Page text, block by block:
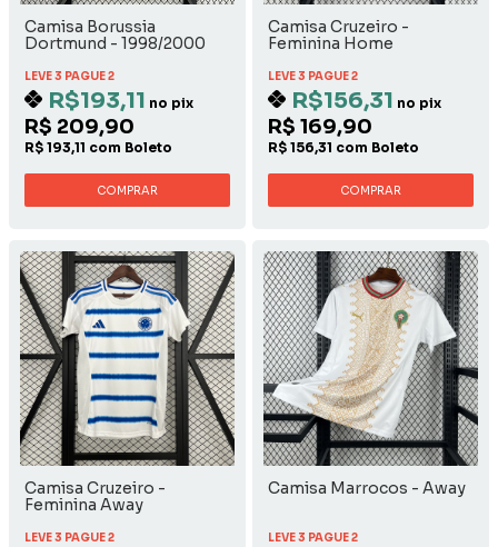
Camisa Borussia
Dortmund - 1998/2000
LEVE 3 PAGUE 2
R$193,11 no pix
R$ 209,90
R$ 193,11 com Boleto
COMPRAR
Camisa Cruzeiro -
Feminina Home
LEVE 3 PAGUE 2
R$156,31 no pix
R$ 169,90
R$ 156,31 com Boleto
COMPRAR
Camisa Cruzeiro -
Feminina Away
LEVE 3 PAGUE 2
Camisa Marrocos - Away
LEVE 3 PAGUE 2